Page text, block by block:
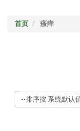
首页 瘙痒